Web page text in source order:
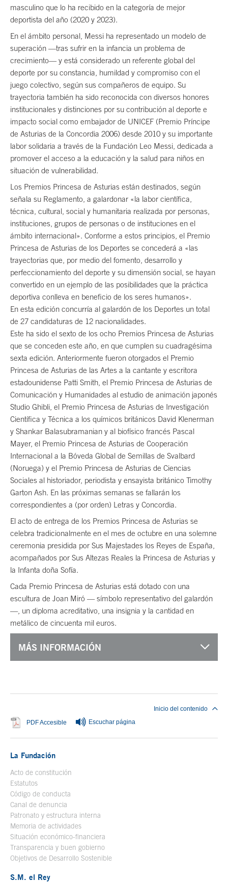
masculino que lo ha recibido en la categoría de mejor
deportista del año (2020 y 2023).
En el ámbito personal, Messi ha representado un modelo de
superación —tras sufrir en la infancia un problema de
crecimiento— y está considerado un referente global del
deporte por su constancia, humildad y compromiso con el
juego colectivo, según sus compañeros de equipo. Su
trayectoria también ha sido reconocida con diversos honores
institucionales y distinciones por su contribución al deporte e
impacto social como embajador de UNICEF (Premio Príncipe
de Asturias de la Concordia 2006) desde 2010 y su importante
labor solidaria a través de la Fundación Leo Messi, dedicada a
promover el acceso a la educación y la salud para niños en
situación de vulnerabilidad.
Los Premios Princesa de Asturias están destinados, según
señala su Reglamento, a galardonar «la labor científica,
técnica, cultural, social y humanitaria realizada por personas,
instituciones, grupos de personas o de instituciones en el
ámbito internacional». Conforme a estos principios, el Premio
Princesa de Asturias de los Deportes se concederá a «las
trayectorias que, por medio del fomento, desarrollo y
perfeccionamiento del deporte y su dimensión social, se hayan
convertido en un ejemplo de las posibilidades que la práctica
deportiva conlleva en beneficio de los seres humanos».
En esta edición concurría al galardón de los Deportes un total
de 27 candidaturas de 12 nacionalidades.
Este ha sido el sexto de los ocho Premios Princesa de Asturias
que se conceden este año, en que cumplen su cuadragésima
sexta edición. Anteriormente fueron otorgados el Premio
Princesa de Asturias de las Artes a la cantante y escritora
estadounidense Patti Smith, el Premio Princesa de Asturias de
Comunicación y Humanidades al estudio de animación japonés
Studio Ghibli, el Premio Princesa de Asturias de Investigación
Científica y Técnica a los químicos británicos David Klenerman
y Shankar Balasubramanian y al biofísico francés Pascal
Mayer, el Premio Princesa de Asturias de Cooperación
Internacional a la Bóveda Global de Semillas de Svalbard
(Noruega) y el Premio Princesa de Asturias de Ciencias
Sociales al historiador, periodista y ensayista británico Timothy
Garton Ash. En las próximas semanas se fallarán los
correspondientes a (por orden) Letras y Concordia.
El acto de entrega de los Premios Princesa de Asturias se
celebra tradicionalmente en el mes de octubre en una solemne
ceremonia presidida por Sus Majestades los Reyes de España,
acompañados por Sus Altezas Reales la Princesa de Asturias y
la Infanta doña Sofía.
Cada Premio Princesa de Asturias está dotado con una
escultura de Joan Miró — símbolo representativo del galardón
—, un diploma acreditativo, una insignia y la cantidad en
metálico de cincuenta mil euros.
MÁS INFORMACIÓN
PDF Accesible Se abre en ventana nueva
Escuchar página
Inicio del contenido
La Fundación
Acto de constitución
Estatutos
Código de conducta
Canal de denuncia
Patronato y estructura interna
Memoria de actividades
Situación económico-financiera
Transparencia y buen gobierno
Objetivos de Desarrollo Sostenible
S.M. el Rey